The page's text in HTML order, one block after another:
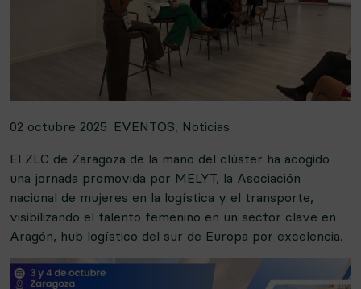
02 octubre 2025 EVENTOS, Noticias
El ZLC de Zaragoza de la mano del clúster ha acogido
una jornada promovida por MELYT, la Asociación
nacional de mujeres en la logística y el transporte,
visibilizando el talento femenino en un sector clave en
Aragón, hub logístico del sur de Europa por excelencia.